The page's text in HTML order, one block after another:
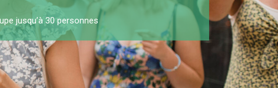
jusqu’à 30 personnes